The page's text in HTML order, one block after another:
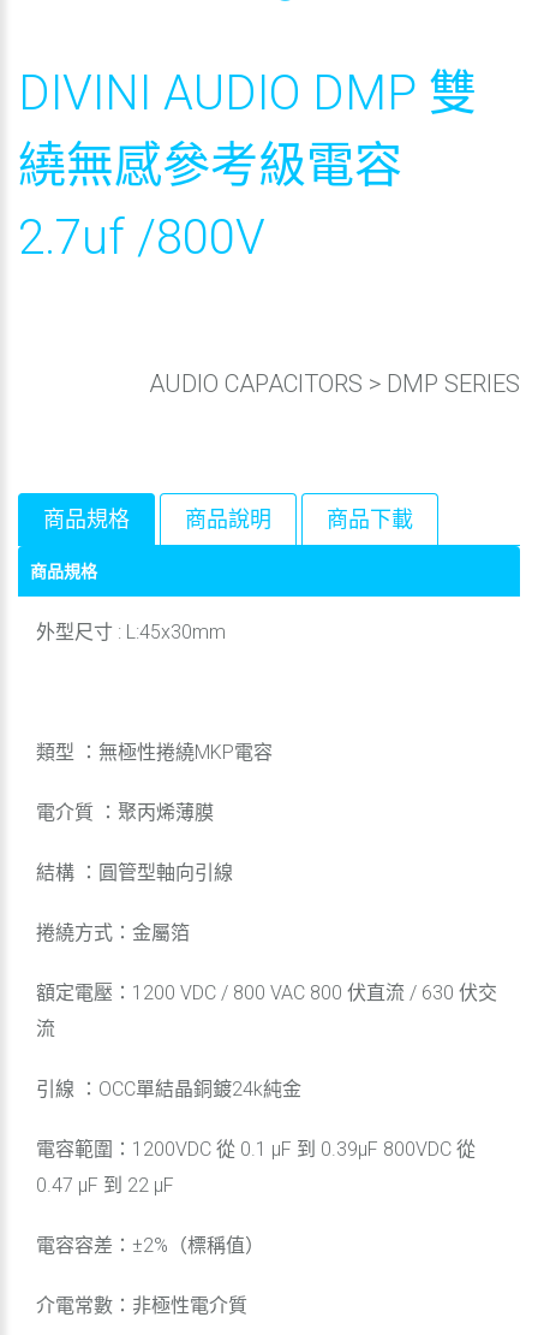
DIVINI AUDIO DMP 雙
繞無感參考級電容
2.7uf /800V
AUDIO CAPACITORS > DMP SERIES
商品規格 商品說明 商品下載
商品規格
外型尺寸 : L:45x30mm
類型 ：無極性捲繞MKP電容
電介質 ：聚丙烯薄膜
結構 ：圓管型軸向引線
捲繞方式：金屬箔
額定電壓：1200 VDC / 800 VAC 800 伏直流 / 630 伏交
流
引線 ：OCC單結晶銅鍍24k純金
電容範圍：1200VDC 從 0.1 μF 到 0.39μF 800VDC 從
0.47 μF 到 22 μF
電容容差：±2%（標稱值）
介電常數：非極性電介質